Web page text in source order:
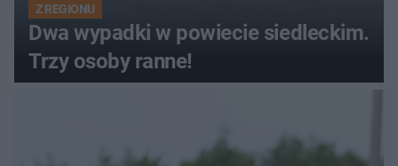
Z REGIONU
Dwa wypadki w powiecie siedleckim.
Trzy osoby ranne!